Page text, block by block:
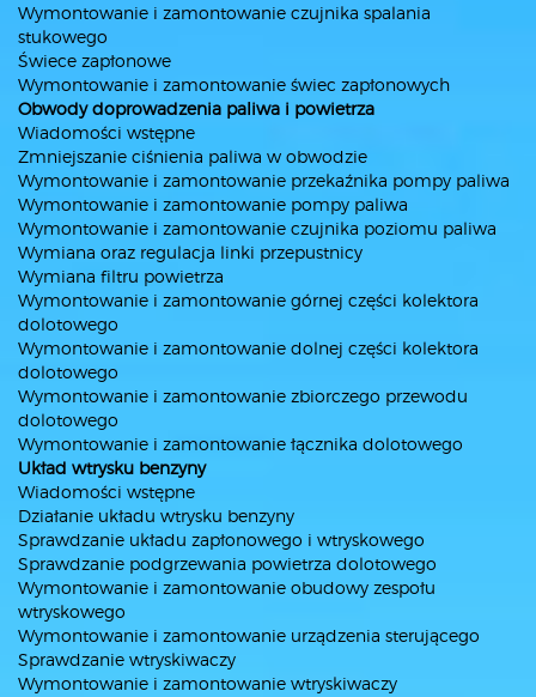
Wymontowanie i zamontowanie czujnika spalania
stukowego
Świece zapłonowe
Wymontowanie i zamontowanie świec zapłonowych
Obwody doprowadzenia paliwa i powietrza
Wiadomości wstępne
Zmniejszanie ciśnienia paliwa w obwodzie
Wymontowanie i zamontowanie przekaźnika pompy paliwa
Wymontowanie i zamontowanie pompy paliwa
Wymontowanie i zamontowanie czujnika poziomu paliwa
Wymiana oraz regulacja linki przepustnicy
Wymiana filtru powietrza
Wymontowanie i zamontowanie górnej części kolektora
dolotowego
Wymontowanie i zamontowanie dolnej części kolektora
dolotowego
Wymontowanie i zamontowanie zbiorczego przewodu
dolotowego
Wymontowanie i zamontowanie łącznika dolotowego
Układ wtrysku benzyny
Wiadomości wstępne
Działanie układu wtrysku benzyny
Sprawdzanie układu zapłonowego i wtryskowego
Sprawdzanie podgrzewania powietrza dolotowego
Wymontowanie i zamontowanie obudowy zespołu
wtryskowego
Wymontowanie i zamontowanie urządzenia sterującego
Sprawdzanie wtryskiwaczy
Wymontowanie i zamontowanie wtryskiwaczy